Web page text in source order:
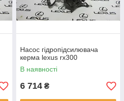
Насос гідропідсилювача
керма lexus rx300
В наявності
6 714 ₴